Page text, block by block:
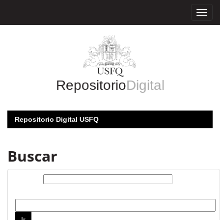
RepositorioDigital
Repositorio Digital USFQ
Buscar